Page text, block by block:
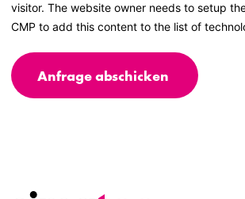
visitor. The website owner needs to setup
CMP to add this content to the list of
Anfrage abschicken